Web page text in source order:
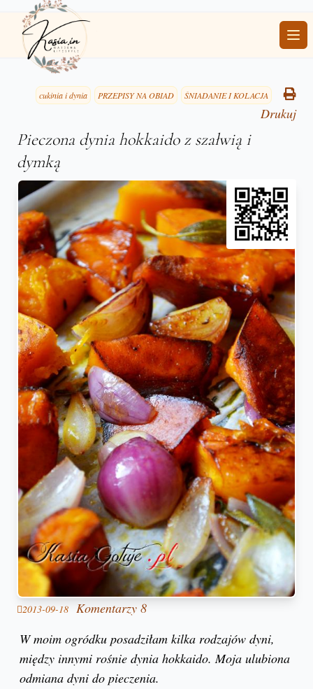
cukinia i dynia PRZEPISY NA OBIAD ŚNIADANIE I KOLACJA
Drukuj
Pieczona dynia hokkaido z szałwią i
dymką
2013-09-18 Komentarzy 8
W moim ogródku posadziłam kilka rodzajów dyni,
między innymi rośnie dynia hokkaido. Moja ulubiona
odmiana dyni do pieczenia.